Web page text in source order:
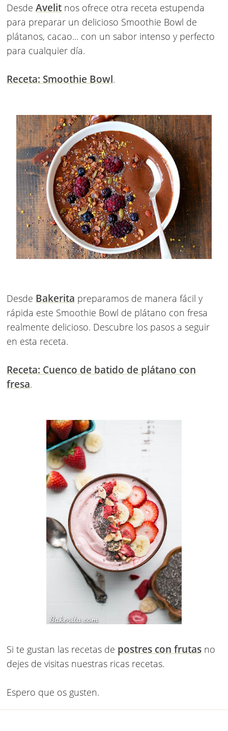
Desde Avelit nos ofrece otra receta estupenda
para preparar un delicioso Smoothie Bowl de
plátanos, cacao... con un sabor intenso y perfecto
para cualquier día.
Receta: Smoothie Bowl.
Desde Bakerita preparamos de manera fácil y
rápida este Smoothie Bowl de plátano con fresa
realmente delicioso. Descubre los pasos a seguir
en esta receta.
Receta: Cuenco de batido de plátano con
fresa.
Si te gustan las recetas de postres con frutas no
dejes de visitas nuestras ricas recetas.
Espero que os gusten.